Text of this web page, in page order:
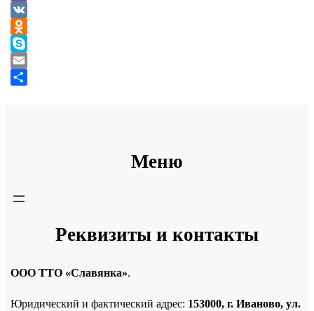
Viber
VK
Odnoklassniki
Skype
Email
Меню
Реквизиты и контакты
ООО ТТО «Славянка».
Юридический и фактический адрес: 153000, г. Иваново, ул.